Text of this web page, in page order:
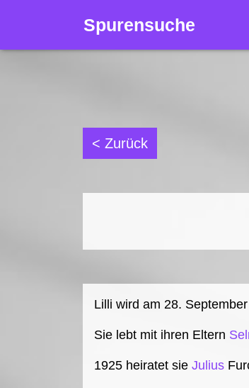
Spurensuche
< Zurück
Lilli wird am 28.
Sie lebt mit ihren Eltern
1925 heiratet sie Julius